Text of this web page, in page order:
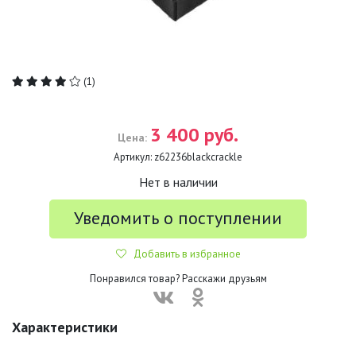
(1)
Цена: 3 400 руб.
Артикул: z62236blackcrackle
Нет в наличии
Уведомить о поступлении
Добавить в избранное
Понравился товар? Расскажи друзьям
Характеристики